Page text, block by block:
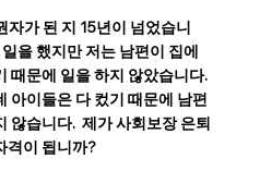
가 된 지 15년이 넘었습니
을 했지만 저는 남편이 집에
때문에 일을 하지 않았습니다.
아이들은 다 컸기 때문에 남편
않습니다.  제가 사회보장 은퇴
격이 됩니까?